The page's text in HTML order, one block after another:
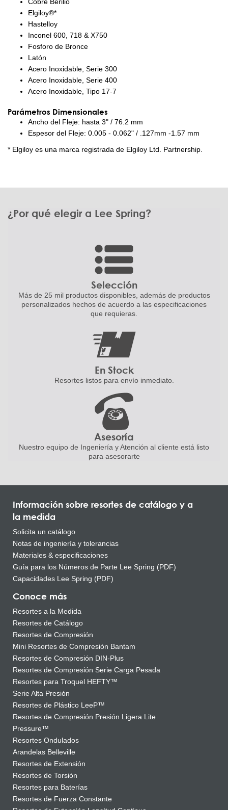
Cobre Berilio
Elgiloy®*
Hastelloy
Inconel 600, 718 & X750
Fosforo de Bronce
Latón
Acero Inoxidable, Serie 300
Acero Inoxidable, Serie 400
Acero Inoxidable, Tipo 17-7
Parámetros Dimensionales
Ancho del Fleje: hasta 3" / 76.2 mm
Espesor del Fleje: 0.005 - 0.062" / .127mm -1.57 mm
* Elgiloy es una marca registrada de Elgiloy Ltd. Partnership.
¿Por qué elegir a Lee Spring?
Selección
Más de 25 mil productos disponibles, además de productos
personalizados hechos de acuerdo a las especificaciones
que requieras.
En Stock
Resortes listos paraenvío inmediato.
Asesoría
Nuestro equipo de Ingeniería y Atención al cliente está listo
para asesorarte
Información sobre resortes de catálogo y a
la medida
Solicita un catálogo
Notas de ingeniería y tolerancias
Materiales & especificaciones
Guía para los Números de Parte Lee Spring (PDF)
Capacidades Lee Spring (PDF)
Conoce más
Resortes a la Medida
Resortes de Catálogo
Resortes de Compresión
Mini Resortes de Compresión Bantam
Resortes de Compresión DIN-Plus
Resortes de Compresión Serie Carga Pesada
Resortes para Troquel HEFTY™
Serie Alta Presión
Resortes de Plástico LeeP™
Resortes de Compresión Presión Ligera Lite
Pressure™
Resortes Ondulados
Arandelas Belleville
Resortes de Extensión
Resortes de Torsión
Resortes para Baterías
Resortes de Fuerza Constante